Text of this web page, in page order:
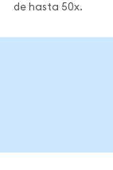
de hasta 50x.